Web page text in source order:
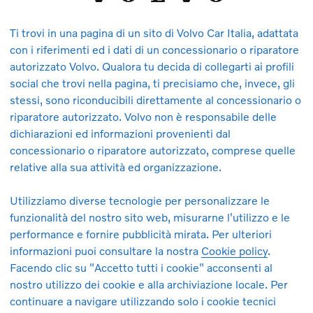
da 616 € al mese. Messaggio pubblicitario con finalità
€ al mese, 36 mesi/45.000 km totali, con anticipo di 6.000
ordinaria e straordinaria, copertura assicurativa
della soglia si applicheranno costi aggiuntivi. In
concessionarie Volvo.Offerta valida dal 01/07/2026 al
8,8 l/100 km. Emissioni CO₂: 198 g/km. I dati sono
ciclo di prova WLTP, di cui al Reg UE 2017/1153. I valori
di percorso, velocità di marcia, condizioni
ogni concessionario è disponibile gratuitamente la guida
delle Imprese e del Made in Italy. Le immagini
Ti trovi in una pagina di un sito di Volvo Car Italia, adattata
con i riferimenti ed i dati di un concessionario o riparatore
autorizzato Volvo. Qualora tu decida di collegarti ai profili
social che trovi nella pagina, ti precisiamo che, invece, gli
stessi, sono riconducibili direttamente al concessionario o
riparatore autorizzato. Volvo non è responsabile delle
dichiarazioni ed informazioni provenienti dal
concessionario o riparatore autorizzato, comprese quelle
relative alla sua attività ed organizzazione.
Utilizziamo diverse tecnologie per personalizzare le
funzionalità del nostro sito web, misurarne l'utilizzo e le
performance e fornire pubblicità mirata. Per ulteriori
informazioni puoi consultare la nostra Cookie policy.
Facendo clic su "Accetto tutti i cookie" acconsenti al
nostro utilizzo dei cookie e alla archiviazione locale. Per
continuare a navigare utilizzando solo i cookie tecnici